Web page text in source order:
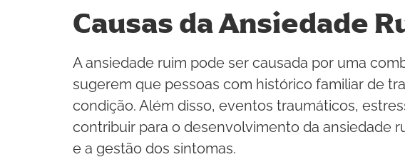
Causas da Ansiedade
A ansiedade ruim pode ser causada por uma
sugerem que pessoas com histórico familiar de
condição. Além disso, eventos traumáticos,
contribuir para o desenvolvimento da ansiedade
e a gestão dos sintomas.